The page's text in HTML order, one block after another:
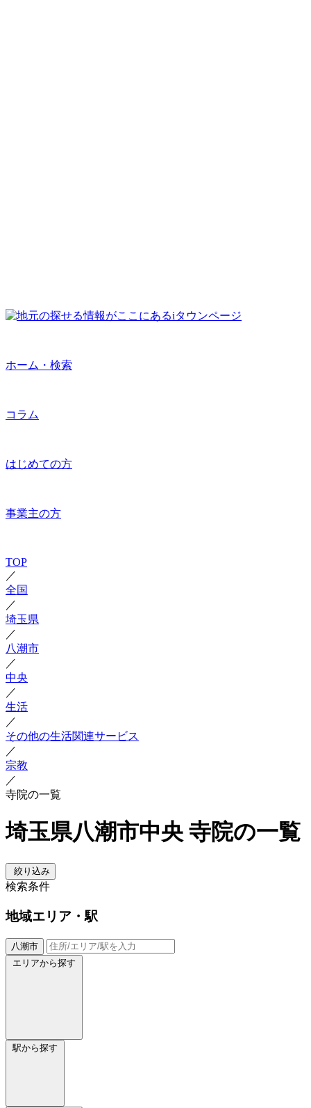
ホーム・検索
コラム
はじめての方
事業主の方
TOP
／
全国
／
埼玉県
／
八潮市
／
中央
／
生活
／
その他の生活関連サービス
／
宗教
／
寺院の一覧
埼玉県八潮市中央 寺院の一覧
絞り込み
検索条件
地域エリア・駅
八潮市
エリアから探す
駅から探す